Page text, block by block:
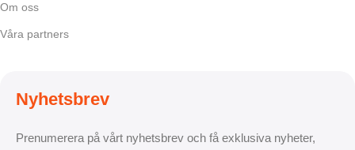
Om oss
Våra partners
Nyhetsbrev
Prenumerera på vårt nyhetsbrev och få exklusiva nyheter,